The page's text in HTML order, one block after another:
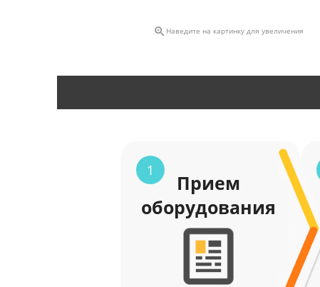
 Наведите на картинку для увеличения
1
Прием
оборудования